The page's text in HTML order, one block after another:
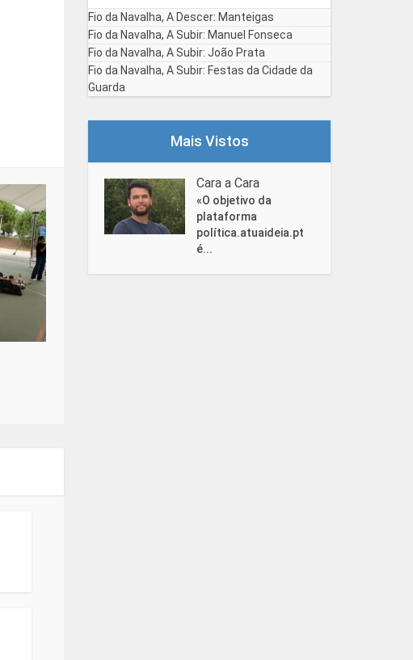
Fio da Navalha, A Descer: Manteigas
Fio da Navalha, A Subir: Manuel Fonseca
Fio da Navalha, A Subir: João Prata
Fio da Navalha, A Subir: Festas da Cidade da
Guarda
Mais Vistos
Cara a Cara
«O objetivo da
plataforma
política.atuaideia.pt
é...